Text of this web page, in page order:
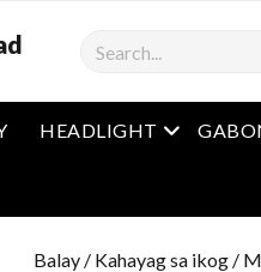
Mangita
HEADLIGHT Open
Balay / Kahayag sa ikog /